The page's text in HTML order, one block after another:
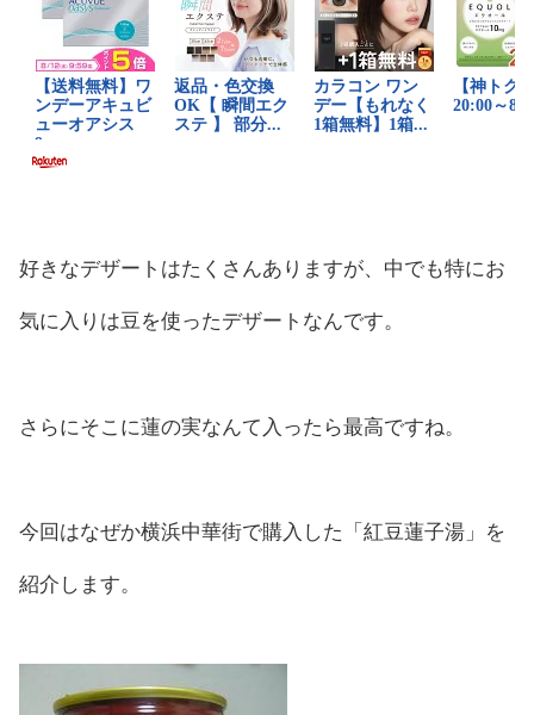
好きなデザートはたくさんありますが、中でも特にお
気に入りは豆を使ったデザートなんです。
さらにそこに蓮の実なんて入ったら最高ですね。
今回はなぜか横浜中華街で購入した「紅豆蓮子湯」を
紹介します。